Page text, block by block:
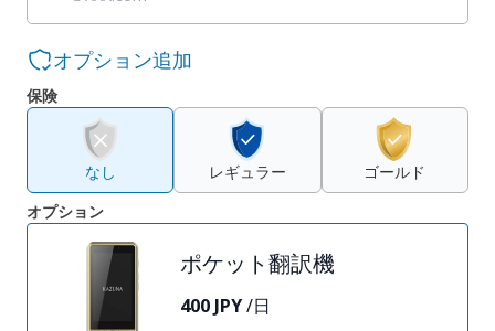
オプション追加
保険
なし レギュラー
ゴールド
オプション
ポケット翻訳機
400 JPY/日